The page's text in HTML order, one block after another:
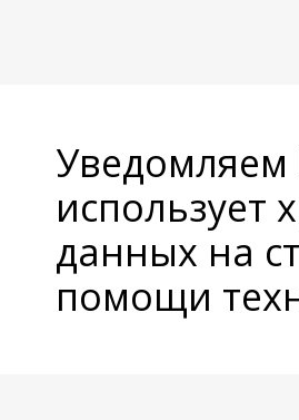
Уведомляем
использует
данных на
помощи